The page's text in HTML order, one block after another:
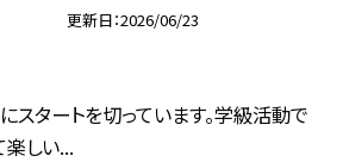
更新日 2026/06/23
スタートを切っています。学級活動で
楽しい...